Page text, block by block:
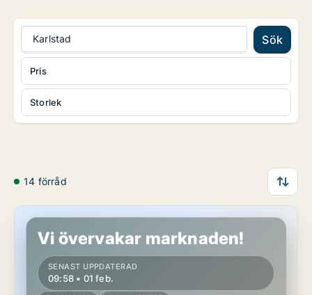
Karlstad Sök
Storlek
Pris
14 förråd
Industrilokal i Karlstad
Vi övervakar marknaden!
SENAST UPPDATERAD
09:58 • 01 feb.